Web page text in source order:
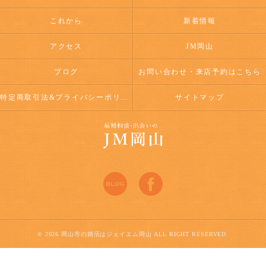
これから 新着情報
アクセス JM岡山
ブログ お問い合わせ・来店予約はこちら
特定商取引法&プライバシーポリシー サイトマップ
© 2026 岡山市の婚活はジェイエム岡山 ALL RIGHT RESERVED.